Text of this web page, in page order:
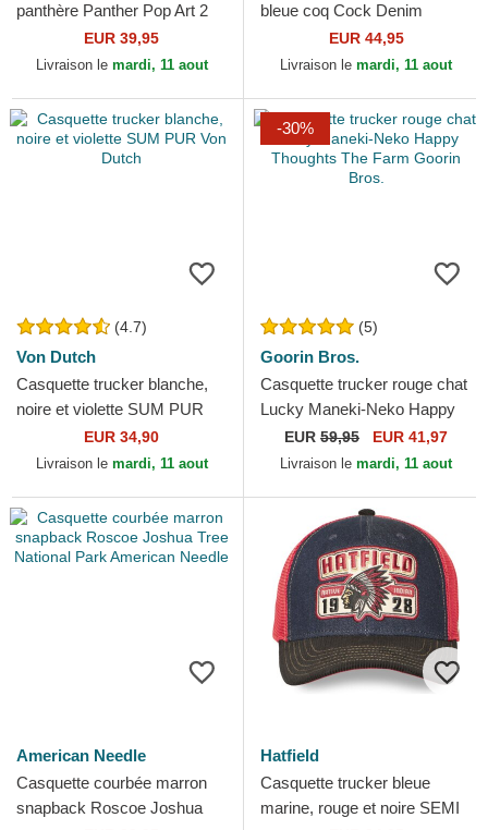
panthère Panther Pop Art 2
The Farm Goorin Bros.
EUR 39,95
Livraison le mardi, 11 aout
bleue coq Cock Denim
Rooster The Farm Goorin
Bros.
EUR 44,95
Livraison le mardi, 11 aout
(4.7)
Von Dutch
Casquette trucker blanche,
noire et violette SUM PUR
Von DutchEUR 34,90
Livraison le mardi, 11 aout
-30%
(5)
Goorin Bros.
Casquette trucker rouge chat
Lucky Maneki-Neko Happy
Thoughts The Farm Goorin
Bros.
EUR 59,95 EUR 41,97
Livraison le mardi, 11 aout
American Needle
Casquette courbée marron
snapback Roscoe Joshua
Hatfield
Casquette trucker bleue
marine, rouge et noire SEMI